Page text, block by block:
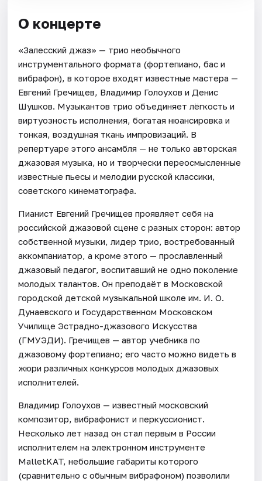
О концерте
«Залесский джаз» — трио необычного
инструментального формата (фортепиано, бас и
вибрафон), в которое входят известные мастера —
Евгений Гречищев, Владимир Голоухов и Денис
Шушков. Музыкантов трио объединяет лёгкость и
виртуозность исполнения, богатая нюансировка и
тонкая, воздушная ткань импровизаций. В
репертуаре этого ансамбля — не только авторская
джазовая музыка, но и творчески переосмысленные
известные пьесы и мелодии русской классики,
советского кинематографа.
Пианист Евгений Гречищев проявляет себя на
российской джазовой сцене с разных сторон: автор
собственной музыки, лидер трио, востребованный
аккомпаниатор, а кроме этого — прославленный
джазовый педагог, воспитавший не одно поколение
молодых талантов. Он преподаёт в Московской
городской детской музыкальной школе им. И. О.
Дунаевского и Государственном Московском
Училище Эстрадно-джазового Искусства
(ГМУЭДИ). Гречищев — автор учебника по
джазовому фортепиано; его часто можно видеть в
жюри различных конкурсов молодых джазовых
исполнителей.
Владимир Голоухов — известный московский
композитор, вибрафонист и перкуссионист.
Несколько лет назад он стал первым в России
исполнителем на электронном инструменте
MalletKAT, небольшие габариты которого
(сравнительно с обычным вибрафоном) позволили